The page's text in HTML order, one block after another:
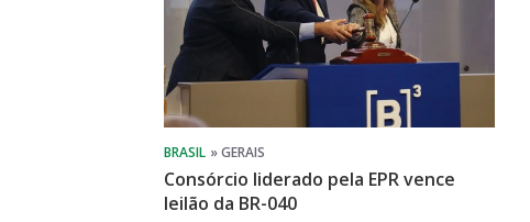
Consórcio liderado pela EPR vence
leilão da BR-040